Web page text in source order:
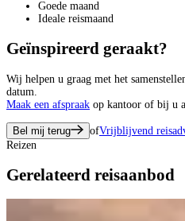
Goede maand
Ideale reismaand
Geïnspireerd geraakt?
Wij helpen u graag met het
datum.
Maak een afspraak op kantoor of bij u
Bel mij terug ofVrijblijvend
Reizen
Gerelateerd reisaanbod